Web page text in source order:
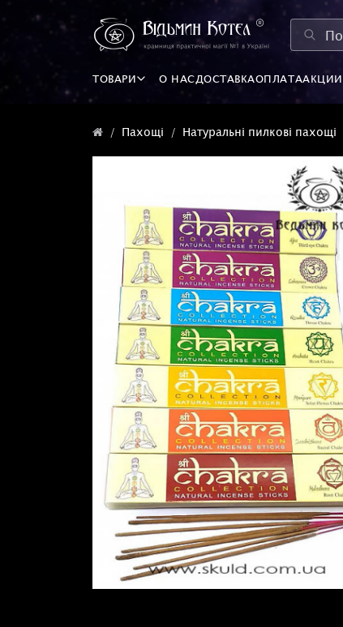
ТОВАРИ О НАСДОСТАВКАОПЛАТААКЦИИ
Пахощі Натуральні пилкові пахощі